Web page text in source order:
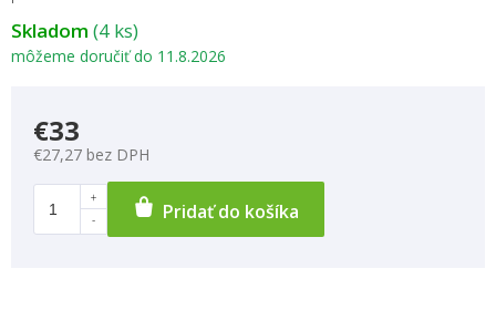
Skladom (4 ks)
môžeme doručiť do 11.8.2026
€33
€27,27 bez DPH
Pridať do košíka